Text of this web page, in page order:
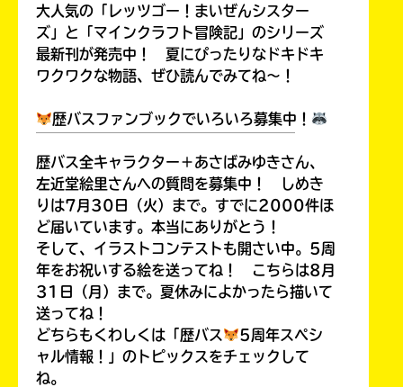
大人気の「レッツゴー！まいぜんシスター
ズ」と「マインクラフト冒険記」のシリーズ
最新刊が発売中！ 夏にぴったりなドキドキ
ワクワクな物語、ぜひ読んでみてね～！
歴バスファンブックでいろいろ募集中！
歴バス全キャラクター＋あさばみゆきさん、
左近堂絵里さんへの質問を募集中！ しめき
りは7月30日（火）まで。すでに2000件ほ
ど届いています。本当にありがとう！
そして、イラストコンテストも開さい中。5周
年をお祝いする絵を送ってね！ こちらは8月
31日（月）まで。夏休みによかったら描いて
送ってね！
どちらもくわしくは「歴バス
5周年スペシ
ャル情報！」のトピックスをチェックして
ね。